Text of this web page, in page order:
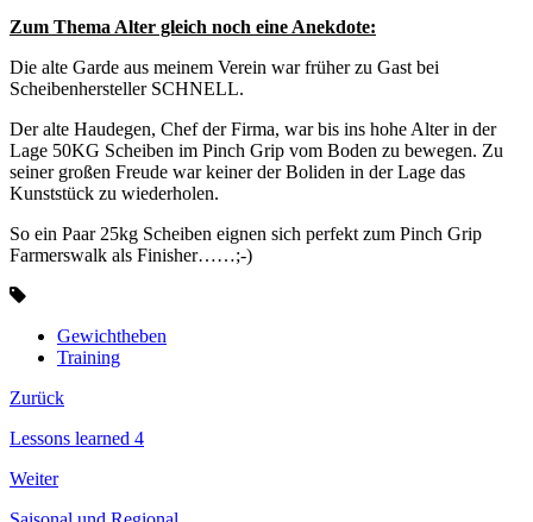
Zum Thema Alter gleich noch eine Anekdote:
Die alte Garde aus meinem Verein war früher zu Gast bei
Scheibenhersteller SCHNELL.
Der alte Haudegen, Chef der Firma, war bis ins hohe Alter in der
Lage 50KG Scheiben im Pinch Grip vom Boden zu bewegen. Zu
seiner großen Freude war keiner der Boliden in der Lage das
Kunststück zu wiederholen.
So ein Paar 25kg Scheiben eignen sich perfekt zum Pinch Grip
Farmerswalk als Finisher……;-)
Gewichtheben
Training
Zurück
Lessons learned 4
Weiter